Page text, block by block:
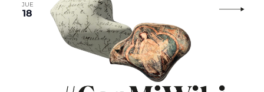
JUE
18